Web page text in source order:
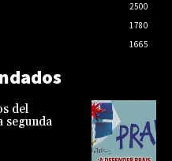
2500
1780
1665
del
segunda